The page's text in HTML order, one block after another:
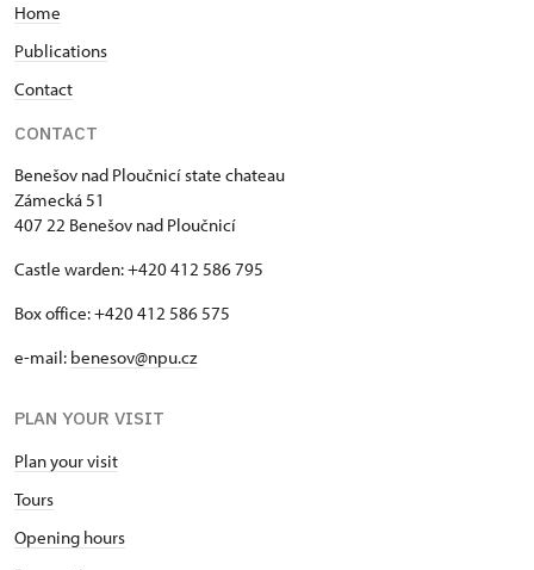
Home
Publications
Contact
CONTACT
Benešov nad Ploučnicí state chateau
Zámecká 51
407 22 Benešov nad Ploučnicí
Castle warden: +420 412 586 795
Box office: +420 412 586 575
e-mail: benesov@npu.cz
PLAN YOUR VISIT
Plan your visit
Tours
Opening hours